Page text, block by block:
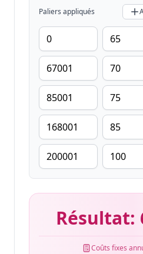
Paliers appliqués
Résultat:
Coûts fixes